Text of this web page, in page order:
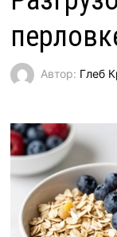
Автор: Глеб